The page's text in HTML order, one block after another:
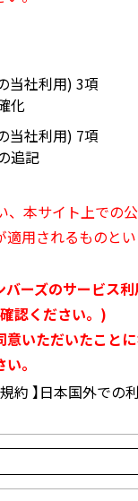
当社利用) 3項
化
当社利用) 7項
追記
本サイト上での
用されるものとい
ーズのサービス
認ください。)
いただいたことに
。
約 】日本国外での